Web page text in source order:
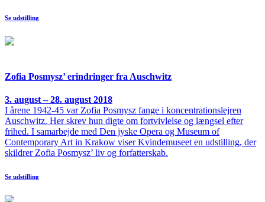
Se udstilling
Zofia Posmysz’ erindringer fra Auschwitz
3. august – 28. august 2018
I årene 1942-45 var Zofia Posmysz fange i koncentrationslejren
Auschwitz. Her skrev hun digte om fortvivlelse og længsel efter
frihed. I samarbejde med Den jyske Opera og Museum of
Contemporary Art in Krakow viser Kvindemuseet en udstilling, der
skildrer Zofia Posmysz’ liv og forfatterskab.
Se udstilling